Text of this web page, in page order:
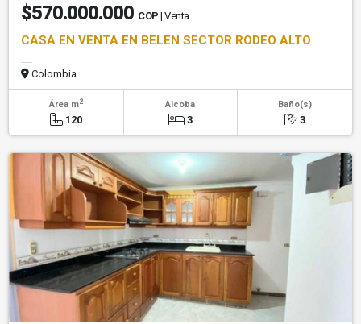
$570.000.000 COP | Venta
CASA EN VENTA EN BELÉN SECTOR RODEO ALTO
Colombia
Área m2
120
Alcoba
3
Baño(s)
3